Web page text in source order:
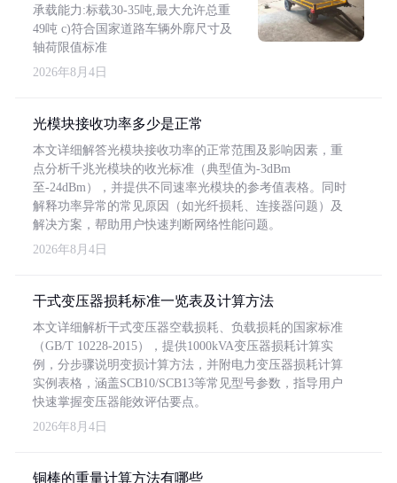
承载能力:标载30-35吨,最大允许总重
49吨 c)符合国家道路车辆外廓尺寸及
轴荷限值标准
2026年8月4日
光模块接收功率多少是正常
本文详细解答光模块接收功率的正常范围及影响因素，重
点分析千兆光模块的收光标准（典型值为-3dBm
至-24dBm），并提供不同速率光模块的参考值表格。同时
解释功率异常的常见原因（如光纤损耗、连接器问题）及
解决方案，帮助用户快速判断网络性能问题。
2026年8月4日
干式变压器损耗标准一览表及计算方法
本文详细解析干式变压器空载损耗、负载损耗的国家标准
（GB/T 10228-2015），提供1000kVA变压器损耗计算实
例，分步骤说明变损计算方法，并附电力变压器损耗计算
实例表格，涵盖SCB10/SCB13等常见型号参数，指导用户
快速掌握变压器能效评估要点。
2026年8月4日
铜棒的重量计算方法有哪些